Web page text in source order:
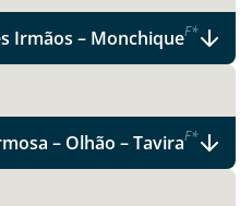
Irmãos – MonchiqueF*
– Olhão – TaviraF*